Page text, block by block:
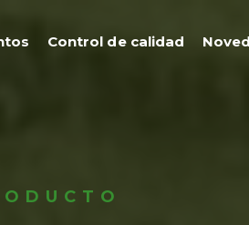
Control de calidad